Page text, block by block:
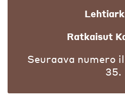
Ratkaisut
Seuraava numero
35.